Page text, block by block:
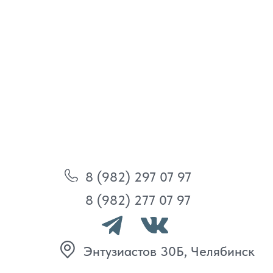
конфиденциальности